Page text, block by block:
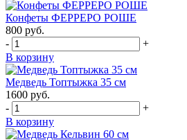
Конфеты ФЕРРЕРО РОШЕ
800 руб.
-
+
В корзину
Медведь Топтыжка 35 см
1600 руб.
-
+
В корзину